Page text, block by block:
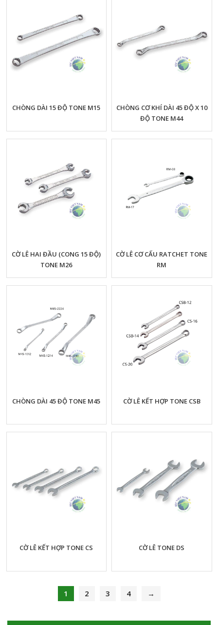
CHÒNG DÀI 15 ĐỘ TONE M15
CHÒNG CƠ KHÍ DÀI 45 ĐỘ X 10
ĐỘ TONE M44
CỜ LÊ HAI ĐẦU (CONG 15 ĐỘ)
TONE M26
CỜ LÊ CƠ CẤU RATCHET TONE
RM
CHÒNG DÀI 45 ĐỘ TONE M45 CỜ LÊ KẾT HỢP TONE CSB
CỜ LÊ KẾT HỢP TONE CS CỜ LÊ TONE DS
1 2 3 4 →